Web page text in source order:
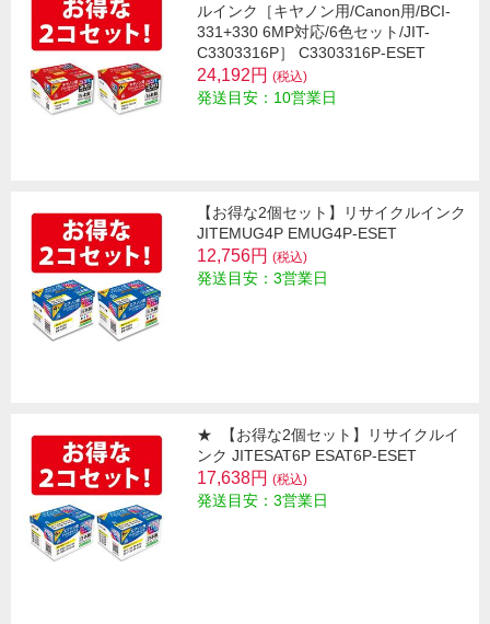
ルインク［キヤノン用/Canon用/BCI-
331+330 6MP対応/6色セット/JIT-
C3303316P］ C3303316P-ESET
24,192円 (税込)
発送目安：10営業日
【お得な2個セット】リサイクルインク
JITEMUG4P EMUG4P-ESET
12,756円 (税込)
発送目安：3営業日
★
【お得な2個セット】リサイクルイ
ンク JITESAT6P ESAT6P-ESET
17,638円 (税込)
発送目安：3営業日